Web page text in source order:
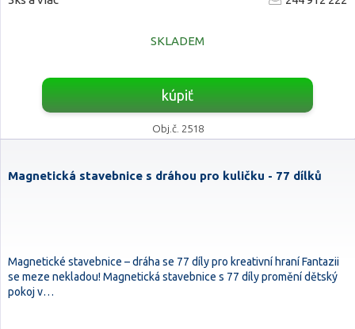
SKLADEM
kúpiť
Obj.č. 2518
Magnetická stavebnice s dráhou pro kuličku - 77 dílků
Magnetické stavebnice – dráha se 77 díly pro kreativní hraní Fantazii
se meze nekladou! Magnetická stavebnice s 77 díly promění dětský
pokoj v…